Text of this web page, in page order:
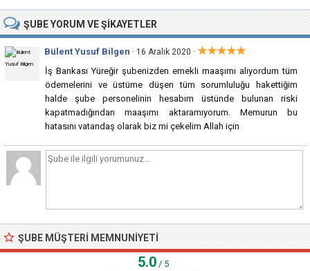
ŞUBEYORUM VE ŞIKAYETLER
Bülent Yusuf Bilgen · 16 Aralık 2020 · ★★★★★
İş Bankası Yüreğir şubenizden emekli maaşımı alıyordum tüm
ödemelerini ve üstüme düşen tüm sorumluluğu hakettiğim
halde şube personelinin hesabım üstünde bulunan riski
kapatmadığından maaşımı aktaramıyorum. Memurun bu
hatasını vatandaş olarak biz mi çekelim Allah için
ŞUBE MÜŞTERI MEMNUNIYETI
5.0 / 5